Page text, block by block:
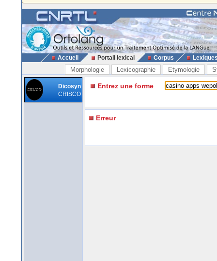
Accueil Portail lexical Corpus
Morphologie Lexicographie Etymologie
Dicosyn
CRISCO
Entrez une forme
Erreur